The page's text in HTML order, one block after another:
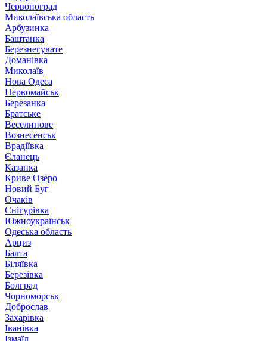
Червоноград
Миколаївська область
Арбузинка
Баштанка
Березнегувате
Доманівка
Миколаїв
Нова Одеса
Первомайськ
Березанка
Братське
Веселинове
Вознесенськ
Врадіївка
Єланець
Казанка
Криве Озеро
Новий Буг
Очаків
Снігурівка
Южноукраїнськ
Одеська область
Арциз
Балта
Біляївка
Березівка
Болград
Чорноморськ
Доброслав
Захарівка
Іванівка
Ізмаїл